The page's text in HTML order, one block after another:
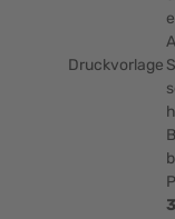
Druckvorlage